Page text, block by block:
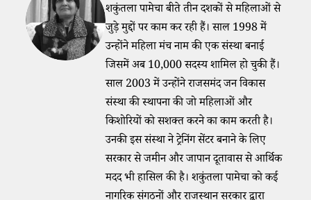
शकुंतला पामेचा बीते तीन दशकों से महिलाओं से
जुड़े मुद्दों पर काम कर रही हैं। साल 1998 में
उन्होंने महिला मंच नाम की एक संस्था बनाई
जिसमें अब 10,000 सदस्य शामिल हो चुकी हैं।
साल 2003 में उन्होंने राजसमंद जन विकास
संस्था की स्थापना की जो महिलाओं और
किशोरियों को सशक्त करने का काम करती है।
उनकी इस संस्था ने ट्रेनिंग सेंटर बनाने के लिए
सरकार से जमीन और जापान दूतावास से आर्थिक
मदद भी हासिल की है। शकुंतला पामेचा को कई